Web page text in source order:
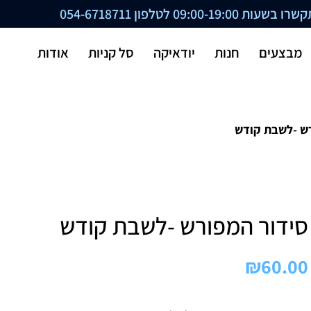
09:00-19:00 לטלפון 054-6718711
מבצעים חנות יודאיקה סל קניות אודות
-לשבת קודש
סידור המפורש -לשבת קודש
₪60.00